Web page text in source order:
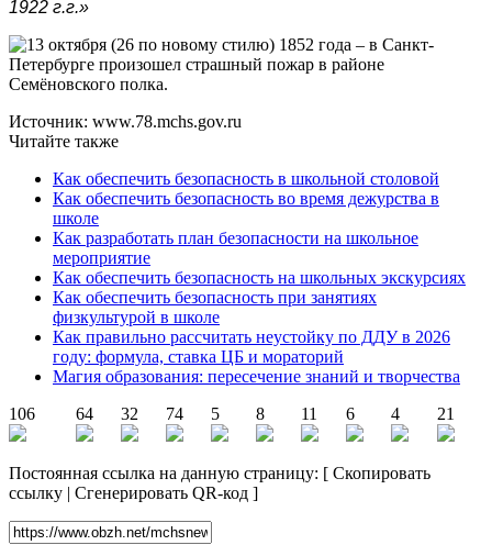
1922 г.г.»
Источник: www.78.mchs.gov.ru
Читайте также
Как обеспечить безопасность в школьной столовой
Как обеспечить безопасность во время дежурства в
школе
Как разработать план безопасности на школьное
мероприятие
Как обеспечить безопасность на школьных экскурсиях
Как обеспечить безопасность при занятиях
физкультурой в школе
Как правильно рассчитать неустойку по ДДУ в 2026
году: формула, ставка ЦБ и мораторий
Магия образования: пересечение знаний и творчества
106
64 32 74 5 8 11 6 4 21
Постоянная ссылка на данную страницу: [ Скопировать
ссылку | Сгенерировать QR-код ]